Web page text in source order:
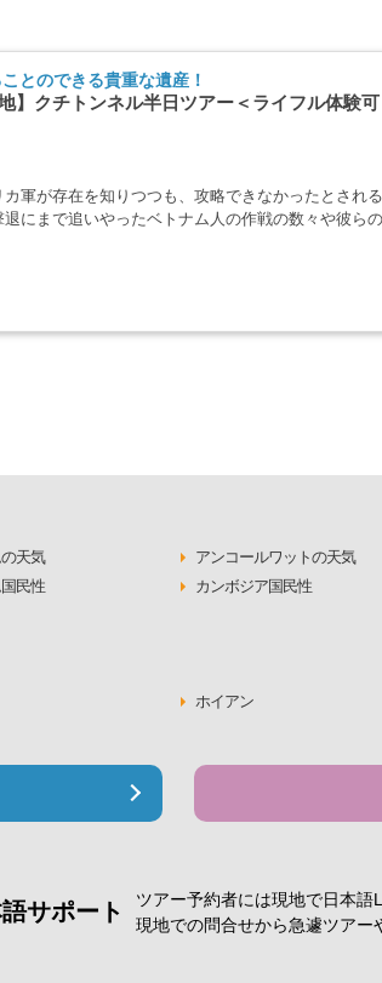
とのできる貴重な遺産！
】クチトンネル半日ツアー＜ライフル体験可
軍が存在を知りつつも、攻略できなかったとされ
にまで追いやったベトナム人の作戦の数々や彼ら
天気 アンコールワットの天気
民性 カンボジア国民性
ホイアン
サポート ツアー予約者には現地で日本語
現地での問合せから急遽ツアー